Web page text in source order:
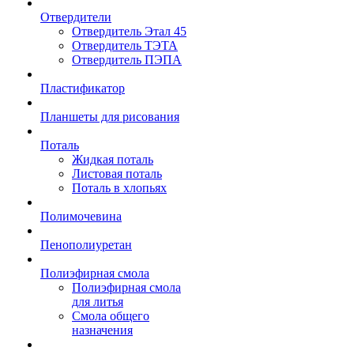
Отвердители
Отвердитель Этал 45
Отвердитель ТЭТА
Отвердитель ПЭПА
Пластификатор
Планшеты для рисования
Поталь
Жидкая поталь
Листовая поталь
Поталь в хлопьях
Полимочевина
Пенополиуретан
Полиэфирная смола
Полиэфирная смола
для литья
Смола общего
назначения